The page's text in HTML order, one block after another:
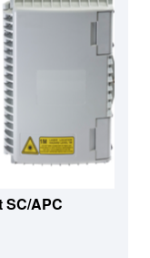
SC/APC